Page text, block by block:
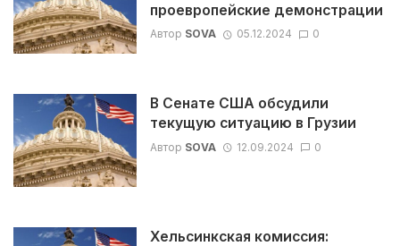
проевропейские демонстрации
Автор SOVA 05.12.2024 0
В Сенате США обсудили
текущую ситуацию в Грузии
Автор SOVA 12.09.2024 0
Хельсинкская комиссия: